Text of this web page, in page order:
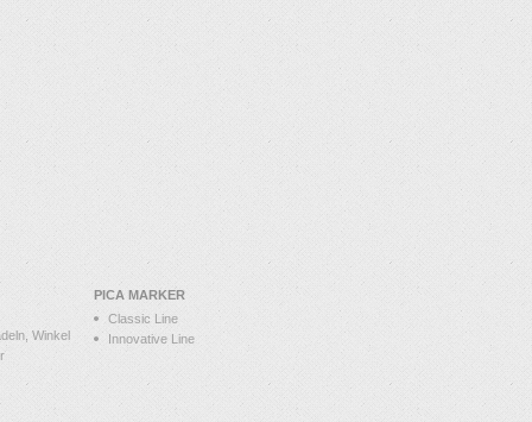
Winkel
PICA MARKER
Classic Line
Innovative Line